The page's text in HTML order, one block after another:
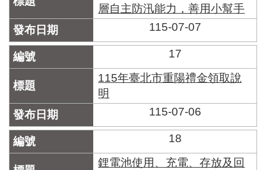
層自主防汛能力，善用小幫手
115-07-07
17
115年臺北市重陽禮金領取說
明
115-07-06
18
鋰電池使用、充電、存放及回